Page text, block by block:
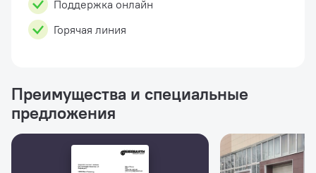
Поддержка онлайн
Горячая линия
Преимущества и специальные
предложения